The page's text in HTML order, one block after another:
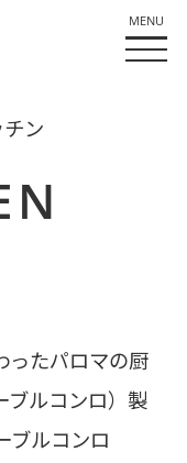
ン
ったパロマの厨
ブルコンロ）製
ブルコンロ